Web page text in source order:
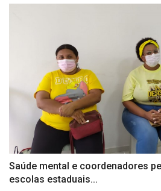
Saúde mental e coordenadores
escolas estaduais...